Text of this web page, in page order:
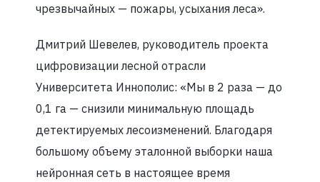
чрезвычайных — пожары, усыхания леса».
Дмитрий Шевелев, руководитель проекта
цифровизации лесной отрасли
Университета Иннополис: «Мы в 2 раза — до
0,1 га — снизили минимальную площадь
детектируемых лесоизменений. Благодаря
большому объему эталонной выборки наша
нейронная сеть в настоящее время